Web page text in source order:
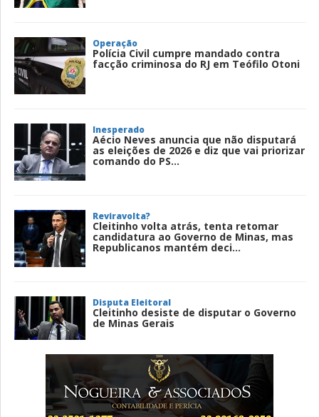
Operação
Polícia Civil cumpre mandado contra
facção criminosa do RJ em Teófilo Otoni
Inesperado
Aécio Neves anuncia que não disputará
as eleições de 2026 e diz que vai priorizar
comando do PS...
Reviravolta?
Cleitinho volta atrás, tenta retomar
candidatura ao Governo de Minas, mas
Republicanos mantém deci...
Disputa Eleitoral
Cleitinho desiste de disputar o Governo
de Minas Gerais
Entenda
Pix Pensão Alimentícia: entenda o que é
e como solicitar